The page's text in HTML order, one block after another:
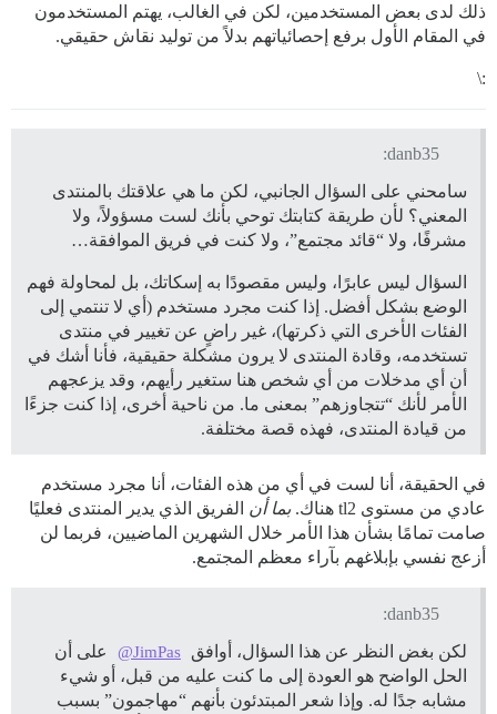
ذلك لدى بعض المستخدمين، لكن في الغالب، يهتم المستخدمون
في المقام الأول برفع إحصائياتهم بدلاً من توليد نقاش حقيقي.
:\
danb35:
سامحني على السؤال الجانبي، لكن ما هي علاقتك بالمنتدى
المعني؟ لأن طريقة كتابتك توحي بأنك لست مسؤولاً، ولا
مشرفًا، ولا “قائد مجتمع”، ولا كنت في فريق الموافقة…
السؤال ليس عابرًا، وليس مقصودًا به إسكاتك، بل لمحاولة فهم
الوضع بشكل أفضل. إذا كنت مجرد مستخدم (أي لا تنتمي إلى
الفئات الأخرى التي ذكرتها)، غير راضٍ عن تغيير في منتدى
تستخدمه، وقادة المنتدى لا يرون مشكلة حقيقية، فأنا أشك في
أن أي مدخلات من أي شخص هنا ستغير رأيهم، وقد يزعجهم
الأمر لأنك “تتجاوزهم” بمعنى ما. من ناحية أخرى، إذا كنت جزءًا
من قيادة المنتدى، فهذه قصة مختلفة.
في الحقيقة، أنا لست في أي من هذه الفئات، أنا مجرد مستخدم
عادي من مستوى tl2 هناك.
بما أن الفريق الذي يدير المنتدى فعليًا
صامت تمامًا بشأن هذا الأمر خلال الشهرين الماضيين، فربما لن
أزعج نفسي بإبلاغهم بآراء معظم المجتمع.
danb35:
لكن بغض النظر عن هذا السؤال، أوافق
@JimPas
على أن
الحل الواضح هو العودة إلى ما كنت عليه من قبل، أو شيء
مشابه جدًا له. وإذا شعر المبتدئون بأنهم “مهاجمون” بسبب